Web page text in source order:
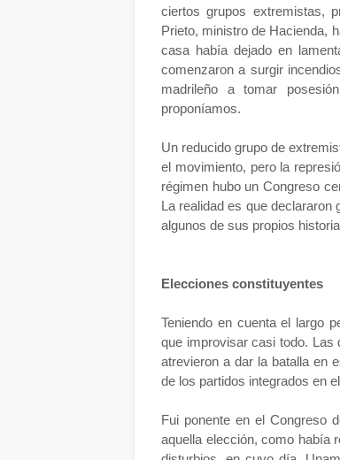
ciertos grupos extremistas,
Prieto, ministro de Hacienda,
casa había dejado en
comenzaron a surgir
madrileño a tomar
proponíamos.
Un reducido grupo de
el movimiento, pero la
régimen hubo un Congreso
La realidad es que
algunos de sus propios
Elecciones constituyentes
Teniendo en cuenta el largo
que improvisar casi todo. Las
atrevieron a dar la batalla en
de los partidos integrados en
Fui ponente en el Congreso
aquella elección, como había